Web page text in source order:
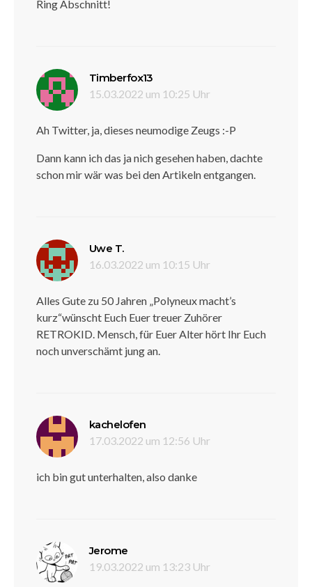
Ring Abschnitt!
Timberfox13
15.03.2022 um 10:25 Uhr
Ah Twitter, ja, dieses neumodige Zeugs :-P
Dann kann ich das ja nich gesehen haben, dachte
schon mir wär was bei den Artikeln entgangen.
Uwe T.sagt:
16.03.2022 um 10:15 Uhr
Alles Gute zu 50 Jahren „Polyneux macht’s
kurz“wünscht Euch Euer treuer Zuhörer
RETROKID. Mensch, für Euer Alter hört Ihr Euch
noch unverschämt jung an.
kachelofen
17.03.2022 um 12:56 Uhr
ich bin gut unterhalten, also danke
Jerome
19.03.2022 um 13:23 Uhr